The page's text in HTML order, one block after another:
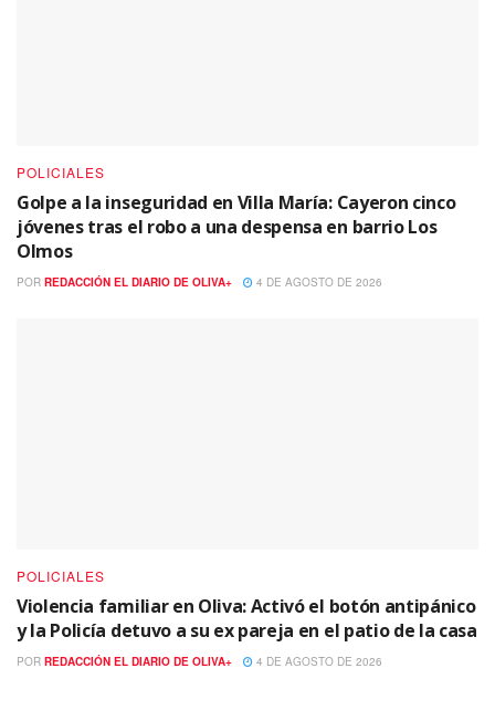
POLICIALES
Golpe a la inseguridad en Villa María: Cayeron cinco
jóvenes tras el robo a una despensa en barrio Los
Olmos
POR REDACCIÓN EL DIARIO DE OLIVA+ 4 DE AGOSTO DE 2026
POLICIALES
Violencia familiar en Oliva: Activó el botón antipánico
y la Policía detuvo a su ex pareja en el patio de la casa
POR REDACCIÓN EL DIARIO DE OLIVA+ 4 DE AGOSTO DE 2026